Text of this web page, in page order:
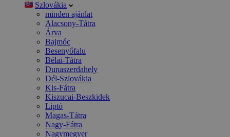
Szlovákia
minden ajánlat
Alacsony-Tátra
Árva
Bajmóc
Besenyőfalu
Bélai-Tátra
Dunaszerdahely
Dél-Szlovákia
Kis-Fátra
Kiszucai-Beszkidek
Liptó
Magas-Tátra
Nagy-Fátra
Nagymegyer